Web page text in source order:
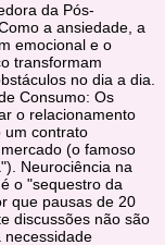
da Pós-
a ansiedade, a
emocional e o
transformam
no dia a dia.
Consumo: Os
o relacionamento
um contrato
(o famoso
Neurociência na
o "sequestro da
que pausas de 20
discussões não são
necessidade